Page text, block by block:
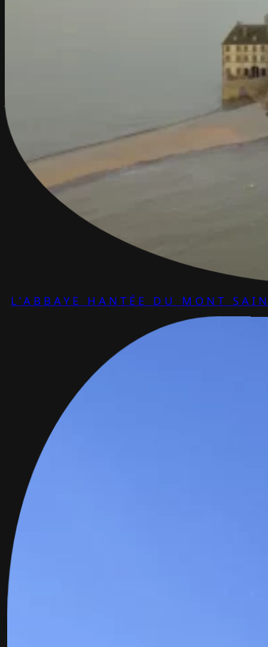
L’ABBAYE HANTÉE DU MONT